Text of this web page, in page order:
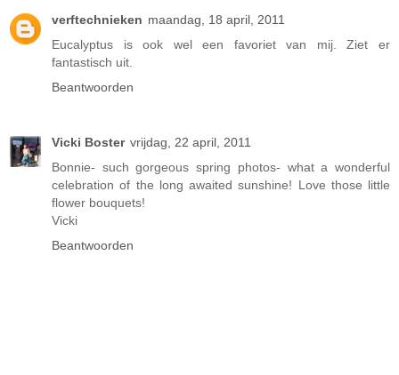
verftechnieken maandag, 18 april, 2011
Eucalyptus is ook wel een favoriet van mij. Ziet er
fantastisch uit.
Beantwoorden
Vicki Boster vrijdag, 22 april, 2011
Bonnie- such gorgeous spring photos- what a wonderful
celebration of the long awaited sunshine! Love those little
flower bouquets!
Vicki
Beantwoorden